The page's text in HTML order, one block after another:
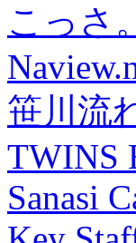
こっさ
笹川流
TWINS
Sanasi